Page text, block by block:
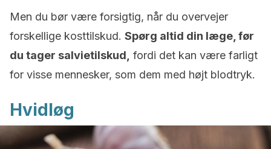
Men du bør være forsigtig, når du overvejer
forskellige kosttilskud. Spørg altid din læge, før
du tager salvietilskud, fordi det kan være farligt
for visse mennesker, som dem med højt blodtryk.
Hvidløg